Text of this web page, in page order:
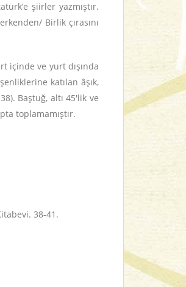
şiirler yazmıştır.
Birlik çırasını
içinde ve yurt dışında
katılan âşık,
Baştuğ, altı 45'lik ve
toplamamıştır.
38-41.